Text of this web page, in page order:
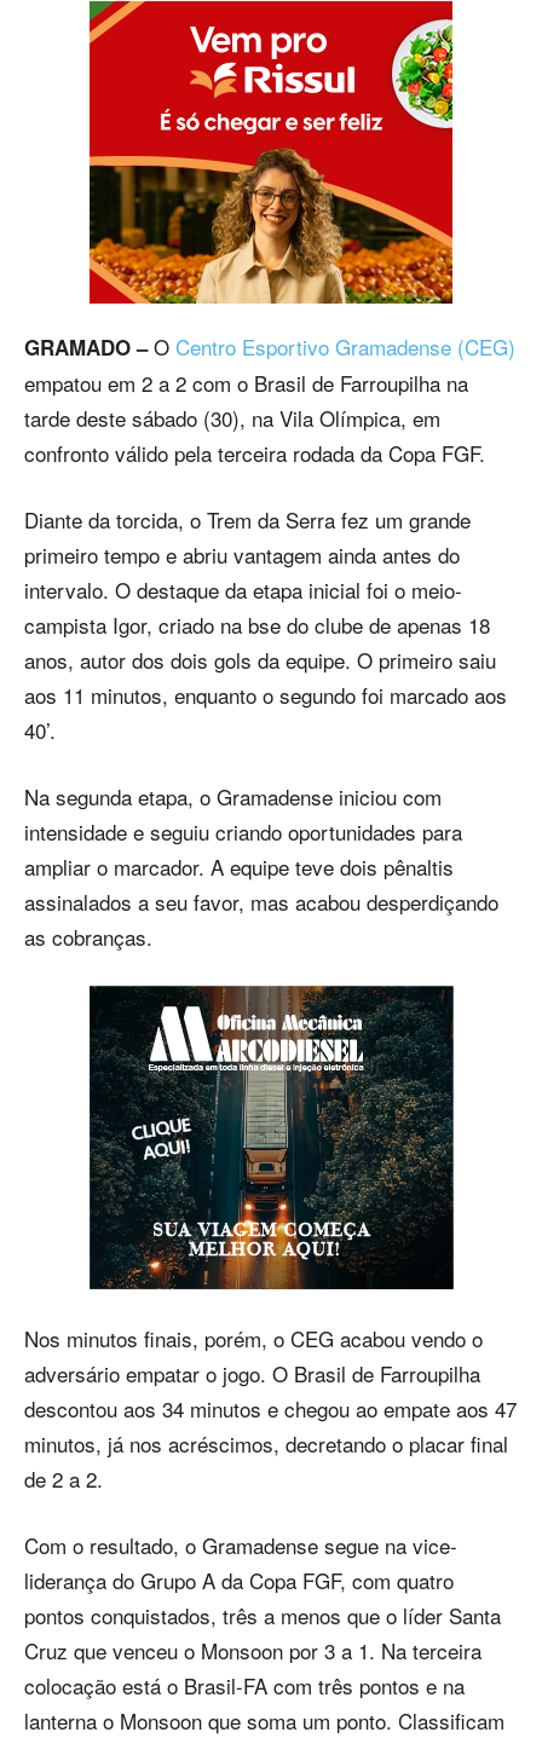
GRAMADO –O Centro Esportivo Gramadense (CEG)
empatou em 2 a 2 com o Brasil de Farroupilha na
tarde deste sábado (30), na Vila Olímpica, em
confronto válido pela terceira rodada da Copa FGF.
Diante da torcida, o Trem da Serra fez um grande
primeiro tempo e abriu vantagem ainda antes do
intervalo. O destaque da etapa inicial foi o meio-
campista Igor, criado na bse do clube de apenas 18
anos, autor dos dois gols da equipe. O primeiro saiu
aos 11 minutos, enquanto o segundo foi marcado aos
40’.
Na segunda etapa, o Gramadense iniciou com
intensidade e seguiu criando oportunidades para
ampliar o marcador. A equipe teve dois pênaltis
assinalados a seu favor, mas acabou desperdiçando
as cobranças.
Nos minutos finais, porém, o CEG acabou vendo o
adversário empatar o jogo. O Brasil de Farroupilha
descontou aos 34 minutos e chegou ao empate aos 47
minutos, já nos acréscimos, decretando o placar final
de 2 a 2.
Com o resultado, o Gramadense segue na vice-
liderança do Grupo A da Copa FGF, com quatro
pontos conquistados, três a menos que o líder Santa
Cruz que venceu o Monsoon por 3 a 1. Na terceira
colocação está o Brasil-FA com três pontos e na
lanterna o Monsoon que soma um ponto. Classificam